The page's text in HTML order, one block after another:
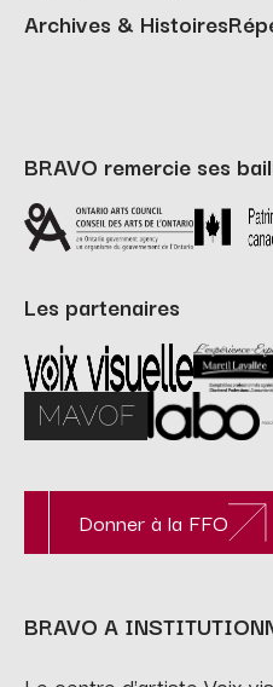
Archives & Histoires
BRAVO remercie ses
Les partenaires
Donner à la FFO
BRAVO A